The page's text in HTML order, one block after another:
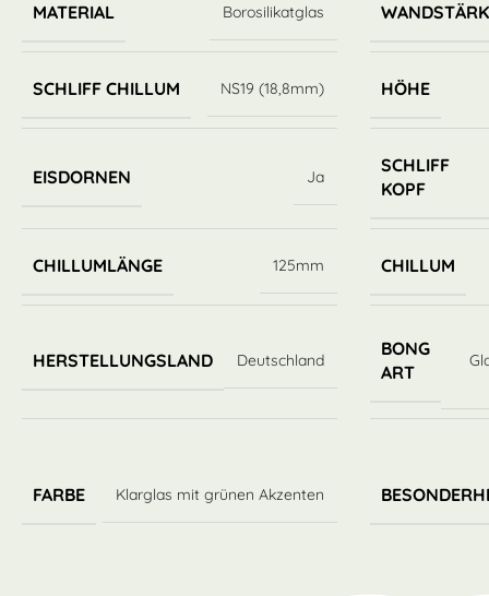
MATERIAL Borosilikatglas
SCHLIFF CHILLUM NS19 (18,8mm) HÖHE
EISDORNEN Ja
SCHLIFF
KOPF
CHILLUMLÄNGE 125mm CHILLUM
HERSTELLUNGSLAND Deutschland
BONG
ART
FARBE Klarglas mit grünen Akzenten